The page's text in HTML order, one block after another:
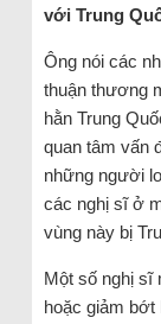
với Trung
Ông nói các
thuận thương
hằn Trung
quan tâm vấn
những người
các nghị sĩ ở
vùng này bị
Một số nghị sĩ
hoặc giảm bớt